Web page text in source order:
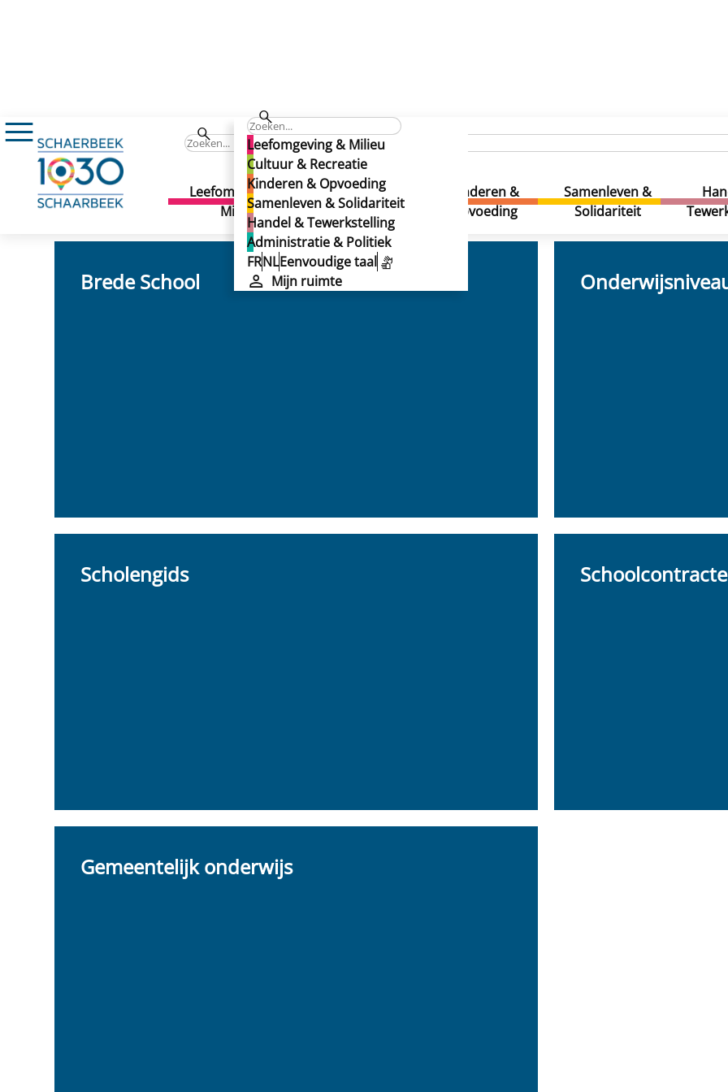
Leefomgeving & Milieu
Cultuur & Recreatie
Kinderen & Opvoeding
Samenleven & Solidariteit
Handel & Tewerkstelling
Administratie & Politiek
FRNLEenvoudige taal
Mijn ruimte
Leefomgeving &
Milieu
Cultuur &
Recreatie
Kinderen &
Opvoeding
Samenleven &
Solidariteit
Kinderen & Opvoeding Onderwijs
Onderwijs
Onderwijs
Laatste wijziging: 12/03/2025
Brede School
Scholengids
Gemeentelijk onderwijs